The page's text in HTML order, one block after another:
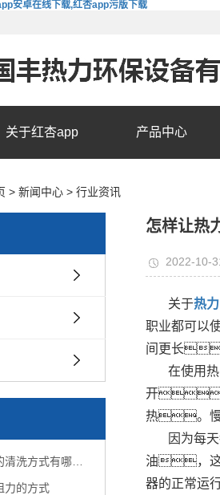
安卓在线下载,红杏app污版下载
关于红杏app 产品中心
> 新闻中心 > 行业资讯
式有哪些？
力的方式
怎样让
2022-10-
关于热
职业都可以
间更长
在使用
开
热。慢
因为每
油，这
器的正常